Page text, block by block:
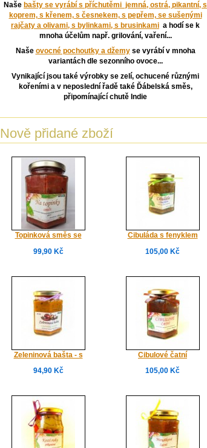
Naše bašty se vyrábí s příchutěmi jemná, ostrá, pikantní, s
koprem, s křenem, s česnekem, s pepřem, se sušenými
rajčaty a olivami, s bylinkami, s brusinkami a hodí se k
mnoha účelům např. grilování, vaření...
Naše ovocné pochoutky a džemyse vyrábí v mnoha
variantách dle sezonního ovoce...
Vynikající jsou také výrobky se zelí, ochucené různými
kořeními a v neposlední řadě také Ďábelská směs,
připomínající chutě Indie
Nově přidané zboží
Topinková směs se
žampiony
99,90 Kč
Cibuláda s fenyklem
105,00 Kč
Zeleninová bašta - s
medvědím česnekem
94,90 Kč
Cibulové čatní
105,00 Kč